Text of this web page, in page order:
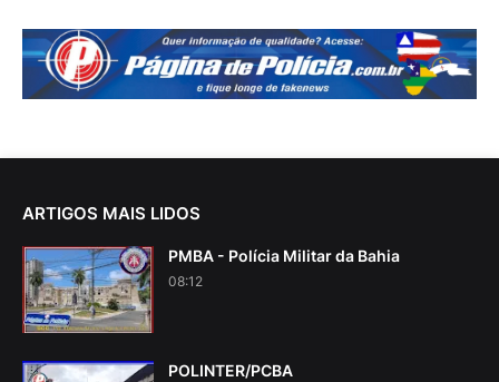
ARTIGOS MAIS LIDOS
PMBA - Polícia Militar da Bahia
08:12
POLINTER/PCBA